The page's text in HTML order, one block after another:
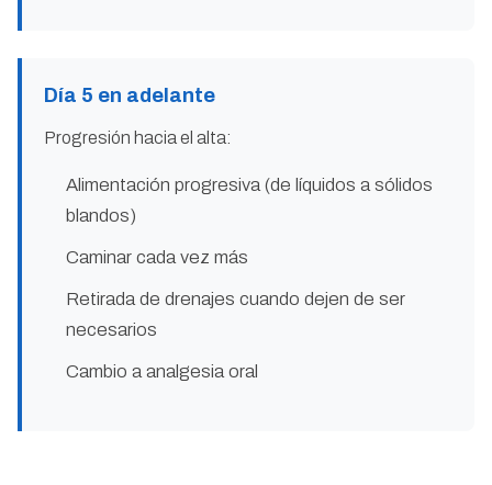
Día 5 en adelante
Progresión hacia el alta:
Alimentación progresiva (de líquidos a sólidos
blandos)
Caminar cada vez más
Retirada de drenajes cuando dejen de ser
necesarios
Cambio a analgesia oral